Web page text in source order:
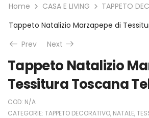
Home CASA E LIVING
TAPPETO
Prev
Next
Tappeto Natalizio
Tessitura Toscana
COD: N/A
CATEGORIE: TAPPETO DECORATIVO, NATALE,